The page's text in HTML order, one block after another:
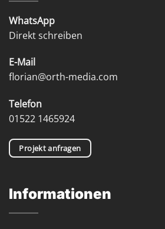
WhatsApp
Direkt schreiben
E-Mail
florian@orth-media.com
Telefon
01522 1465924
Projekt anfragen
Informationen